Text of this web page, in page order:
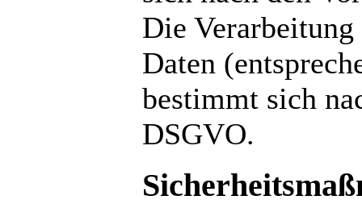
Die
Daten
bestimmt sich
DSGVO.